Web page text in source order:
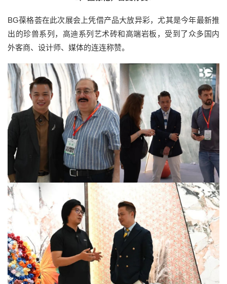
BG葆格荟在此次展会上凭借产品大放异彩，尤其是今年最新推
出的珍兽系列，高迪系列艺术砖和高端岩板，受到了众多国内
外客商、设计师、媒体的连连称赞。